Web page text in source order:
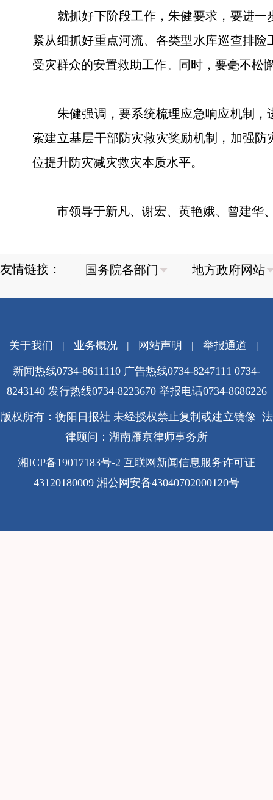
就抓好下阶段工作，朱健要求，要进一
紧从细抓好重点河流、各类型水库巡查排
受灾群众的安置救助工作。同时，要毫不松
朱健强调，要系统梳理应急响应机制，
索建立基层干部防灾救灾奖励机制，加强
位提升防灾减灾救灾本质水平。
市领导于新凡、谢宏、黄艳娥、曾建华
友情链接：
关于我们 | 业务概况| 网站声明 | 举报通道 |
新闻热线0734-8611110 广告热线0734-8247111 0734-
8243140 发行热线0734-8223670 举报电话0734-8686226
版权所有：衡阳日报社 未经授权禁止复制或建立镜像 法
律顾问：湖南雁京律师事务所
湘ICP备19017183号-2 互联网新闻信息服务许可证
43120180009 湘公网安备43040702000120号